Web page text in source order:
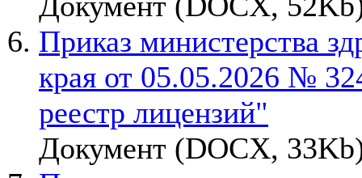
Приказ министерства
края от 05.05.2026 №
реестр лицензий"
Документ (DOCX,